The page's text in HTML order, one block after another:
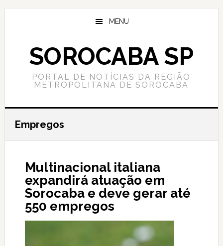
Skip
Skip
MENU
SOROCABA SP
PORTAL DE NOTÍCIAS DA REGIÃO
METROPOLITANA DE SOROCABA
Empregos
Multinacional italiana
expandirá atuação em
Sorocaba e deve gerar até
550 empregos